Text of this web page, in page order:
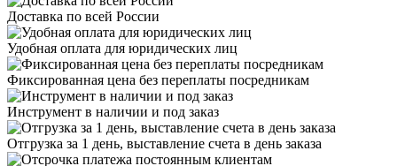
Доставка по всей России
Удобная оплата для юридических лиц
Фиксированная цена без переплаты посредникам
Инструмент в наличии и под заказ
Отгрузка за 1 день, выставление счета в день заказа